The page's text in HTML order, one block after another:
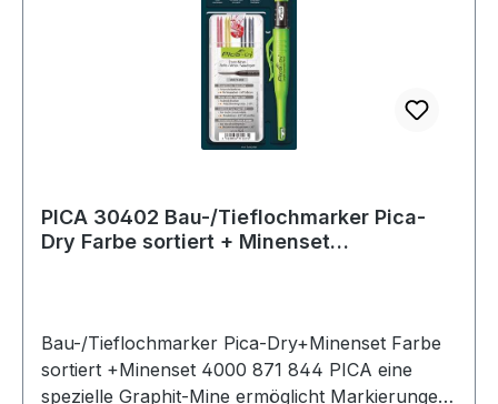
PICA 30402 Bau-/Tieflochmarker Pica-
Dry Farbe sortiert + Minenset
Bau-/Tieflochmarker Pica-Dry+Minenset Farbe
sortiert +Minenset 4000 871 844 PICA eine
spezielle Graphit-Mine ermöglicht Markierungen